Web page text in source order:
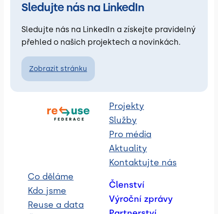
Sledujte nás na LinkedIn
Sledujte nás na LinkedIn a získejte pravidelný
přehled o našich projektech a novinkách.
Zobrazit stránku
Projekty
Služby
Pro média
Aktuality
Kontaktujte nás
Co děláme
Kdo jsme
Reuse a data
Členství
Výroční zprávy